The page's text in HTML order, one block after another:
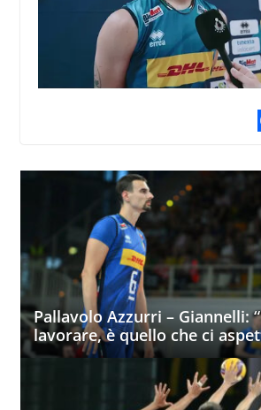
Pallavolo Azzurri – Giannelli:
lavorare, è quello che ci